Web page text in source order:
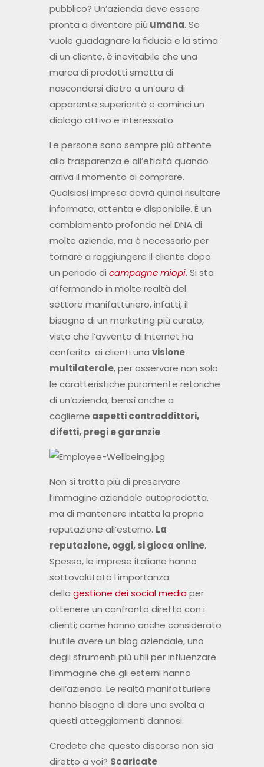
pubblico? Un’azienda deve essere
pronta a diventare più umana. Se
vuole guadagnare la fiducia e la stima
di un cliente, è inevitabile che una
marca di prodotti smetta di
nascondersi dietro a un’aura di
apparente superiorità e cominci un
dialogo attivo e interessato.
Le persone sono sempre più attente
alla trasparenza e all’eticità quando
arriva il momento di comprare.
Qualsiasi impresa dovrà quindi risultare
informata, attenta e disponibile. È un
cambiamento profondo nel DNA di
molte aziende, ma è necessario per
tornare a raggiungere il cliente dopo
un periodo di campagne miopi. Si sta
affermando in molte realtà del
settore manifatturiero, infatti, il
bisogno di un marketing più curato,
visto che l’avvento di Internet ha
conferito ai clienti una visione
multilaterale, per osservare non solo
le caratteristiche puramente retoriche
di un’azienda, bensì anche a
coglierne aspetti contraddittori,
difetti, pregi e garanzie.
Non si tratta più di preservare
l’immagine aziendale autoprodotta,
ma di mantenere intatta la propria
reputazione all’esterno. La
reputazione, oggi, si gioca online.
Spesso, le imprese italiane hanno
sottovalutato l’importanza
della gestione dei social media per
ottenere un confronto diretto con i
clienti; come hanno anche considerato
inutile avere un blog aziendale, uno
degli strumenti più utili per influenzare
l’immagine che gli esterni hanno
dell’azienda. Le realtà manifatturiere
hanno bisogno di dare una svolta a
questi atteggiamenti dannosi.
Credete che questo discorso non sia
diretto a voi? Scaricate